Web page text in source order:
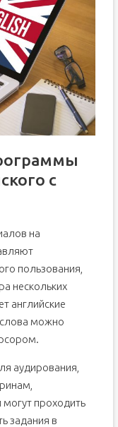
с
на
пользования,
нескольких
английские
можно
аудирования,
проходить
задания в